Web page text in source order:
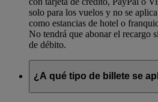
solo para los vuelos y no se
como estancias de hotel o
No tendrá que abonar el recargo
de débito.
¿A qué tipo de billete se